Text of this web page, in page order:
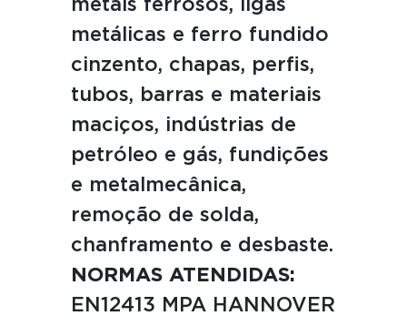
metais ferrosos, ligas
metálicas e ferro fundido
cinzento, chapas, perfis,
tubos, barras e materiais
maciços, indústrias de
petróleo e gás, fundições
e metalmecânica,
remoção de solda,
chanframento e desbaste.
NORMAS ATENDIDAS:
EN12413 MPA HANNOVER